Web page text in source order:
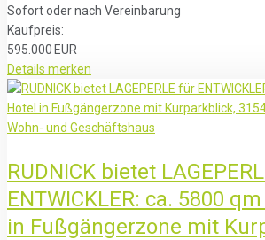
Sofort oder nach Vereinbarung
Kaufpreis:
595.000 EUR
Details merken
RUDNICK bietet
ENTWICKLER: ca. 5800
in Fußgängerzone mit